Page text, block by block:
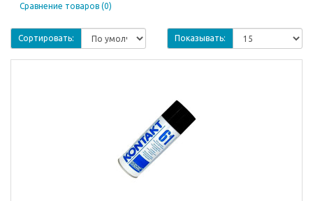
Сравнение товаров (0)
Сортировать: Показывать: